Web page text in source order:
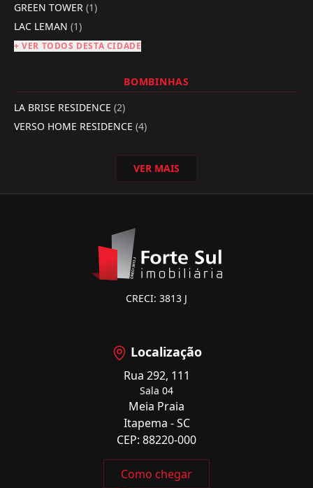
GREEN TOWER (1)
LAC LEMAN (1)
+ VER TODOS DESTA CIDADE
BOMBINHAS
LA BRISE RESIDENCE (2)
VERSO HOME RESIDENCE (4)
VER MAIS
CRECI: 3813 J
Localização
Rua 292, 111
Sala 04
Meia Praia
Itapema - SC
CEP: 88220-000
Como chegar